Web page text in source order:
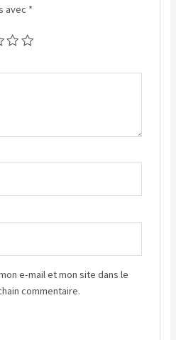
avec *
e-mail et mon site dans le
commentaire.